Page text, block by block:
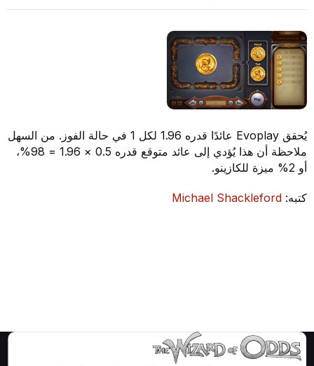
يُحقق Evoplay عائدًا قدره 1.96 لكل 1 في حالة الفوز. من السهل
ملاحظة أن هذا يُؤدي إلى عائد متوقع قدره 0.5 × 1.96 = 98%،
أو 2% ميزة للكازينو.
كتبه:Michael Shackleford